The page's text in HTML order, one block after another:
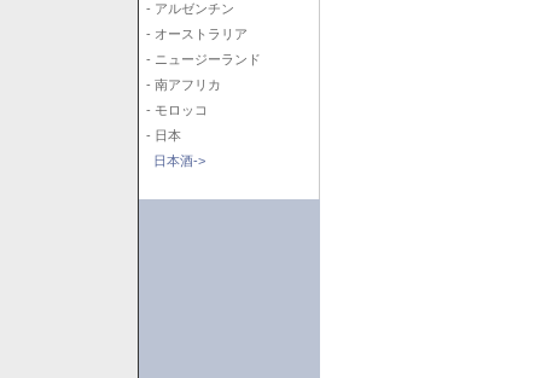
- アルゼンチン
- オーストラリア
- ニュージーランド
- 南アフリカ
- モロッコ
- 日本
日本酒->